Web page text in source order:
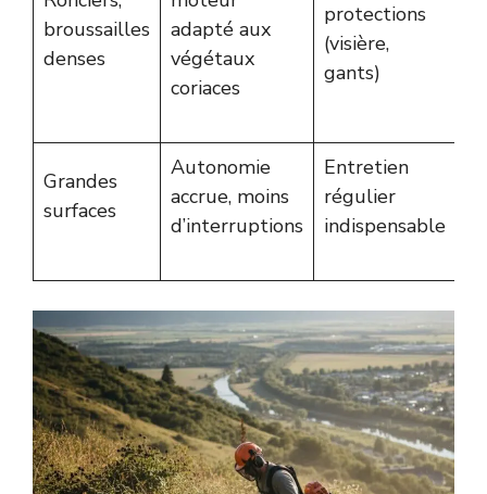
broussailles
denses
adapté aux
végétaux
coriaces
protections
(visière,
gants)
Grandes
surfaces
Autonomie
accrue, moins
d’interruptions
Entretien
régulier
indispensable